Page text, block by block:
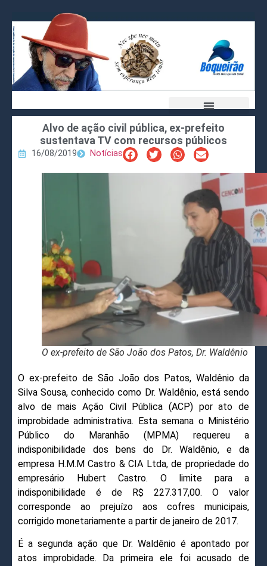
Alvo de ação civil pública, ex-prefeito
sustentava TV com recursos públicos
16/08/2019 Notícias
O ex-prefeito de São João dos Patos, Dr. Waldênio
O ex-prefeito de São João dos Patos, Waldênio da
Silva Sousa, conhecido como Dr. Waldênio, está sendo
alvo de mais Ação Civil Pública (ACP) por ato de
improbidade administrativa. Esta semana o Ministério
Público do Maranhão (MPMA) requereu a
indisponibilidade dos bens do Dr. Waldênio, e da
empresa H.M.M Castro & CIA Ltda, de propriedade do
empresário Hubert Castro. O limite para a
indisponibilidade é de R$ 227.317,00. O valor
corresponde ao prejuízo aos cofres municipais,
corrigido monetariamente a partir de janeiro de 2017.
É a segunda ação que Dr. Waldênio é apontado por
atos improbidade. Da primeira ele foi acusado de